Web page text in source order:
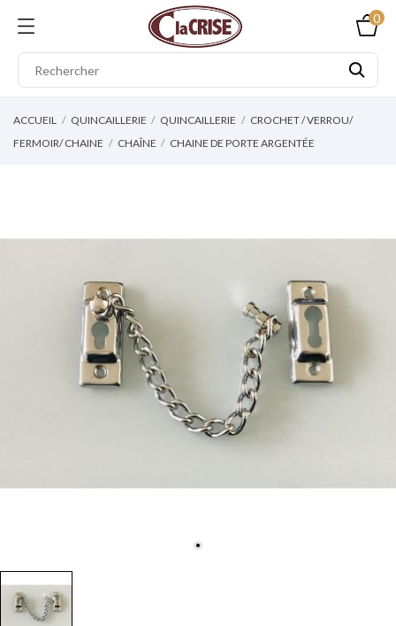
0
ACCUEIL QUINCAILLERIE QUINCAILLERIE
CROCHET / VERROU/
FERMOIR/ CHAINE
CHAÎNE CHAINE DE PORTE ARGENTÉE